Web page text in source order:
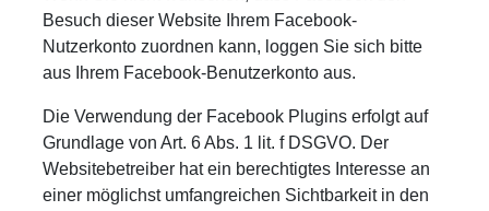
Besuch dieser Website Ihrem Facebook-
Nutzerkonto zuordnen kann, loggen Sie sich bitte
aus Ihrem Facebook-Benutzerkonto aus.
Die Verwendung der Facebook Plugins erfolgt auf
Grundlage von Art. 6 Abs. 1 lit. f DSGVO. Der
Websitebetreiber hat ein berechtigtes Interesse an
einer möglichst umfangreichen Sichtbarkeit in den